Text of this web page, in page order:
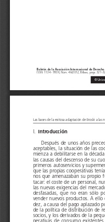
Boletín de la Asociación Internacional de
ISSN: 1134 - 993X, Núm. 46/2012, Bilbao, págs. 321-
©
Las bases de la exitosa adaptación de Eroski a las
I. Introducción
Después  de  unos  años
aceptables, la situación de las
mienza a debilitarse en la
las causas del descenso de su
primeros autoservicios y
que las propias cooperativas
nos que amenazaban su propio
tacar: el coste de un personal,
las nuevas exigencias del
desfasadas,  que  no  eran  sólo
vender nuevos productos. A ello
dez, a causa del pago aplazado
de la política de distribución de
socios, y los derivados de la